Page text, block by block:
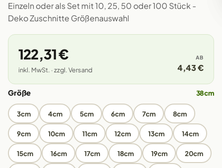
Einzeln oder als Set mit 10, 25, 50 oder 100 Stück -
Deko Zuschnitte Größenauswahl
122,31 €
inkl. MwSt. · zzgl. Versand
AB
4,43 €
Größe 38cm
3cm 4cm 5cm 6cm 7cm 8cm
9cm 10cm 11cm 12cm 13cm 14cm
15cm 16cm 17cm 18cm 19cm 20cm